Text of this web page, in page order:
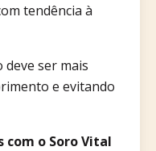
tendência à
deve ser mais
e evitando
com o Soro Vital